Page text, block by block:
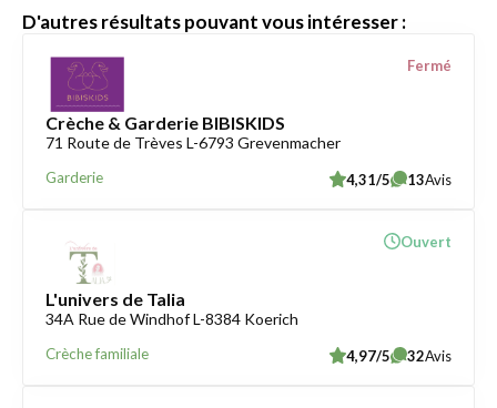
D'autres résultats pouvant vous intéresser :
Crèche & Garderie BIBISKIDS
71 Route de Trèves L-6793 Grevenmacher
Garderie
Fermé
4,31/5 13Avis
L'univers de Talia
34A Rue de Windhof L-8384 Koerich
Crèche familiale
Ouvert
4,97/5 32Avis